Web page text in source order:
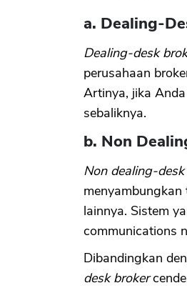
a. Dealing-
Dealing-desk
perusahaan
Artinya, jika
sebaliknya.
b. Non
Non dealing-
lainnya. Sistem
communications
Dibandingkan
desk broker